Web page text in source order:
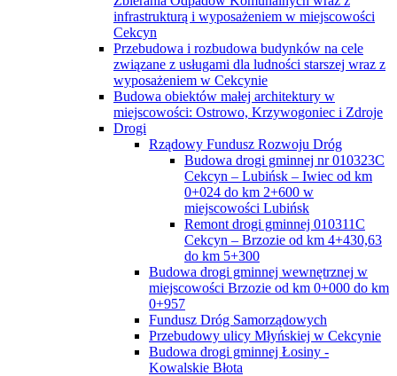
infrastrukturą i wyposażeniem w miejscowości
Cekcyn
Przebudowa i rozbudowa budynków na cele
związane z usługami dla ludności starszej wraz z
wyposażeniem w Cekcynie
Budowa obiektów małej architektury w
miejscowości: Ostrowo, Krzywogoniec i Zdroje
Drogi
Rządowy Fundusz Rozwoju Dróg
Budowa drogi gminnej nr 010323C
Cekcyn – Lubińsk – Iwiec od km
0+024 do km 2+600 w
miejscowości Lubińsk
Remont drogi gminnej 010311C
Cekcyn – Brzozie od km 4+430,63
do km 5+300
Budowa drogi gminnej wewnętrznej w
miejscowości Brzozie od km 0+000 do km
0+957
Fundusz Dróg Samorządowych
Przebudowy ulicy Młyńskiej w Cekcynie
Budowa drogi gminnej Łosiny -
Kowalskie Błota